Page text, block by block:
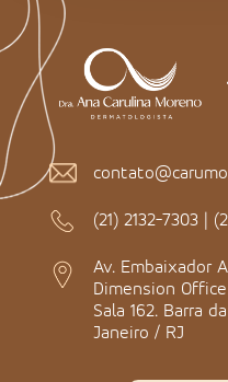
(21) 2132-7303 |
Av. Embaixador
Dimension
Sala 162. Barra
Janeiro / RJ